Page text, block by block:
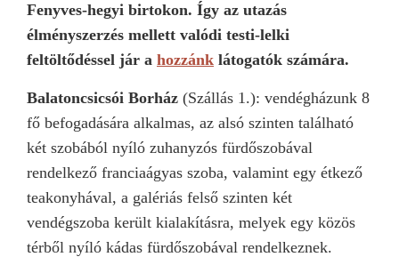
Fenyves-hegyi birtokon. Így az utazás
élményszerzés mellett valódi testi-lelki
feltöltődéssel jár a hozzánk látogatók számára.
Balatoncsicsói Borház (Szállás 1.): vendégházunk 8
fő befogadására alkalmas, az alsó szinten található
két szobából nyíló zuhanyzós fürdőszobával
rendelkező franciaágyas szoba, valamint egy étkező
teakonyhával, a galériás felső szinten két
vendégszoba került kialakításra, melyek egy közös
térből nyíló kádas fürdőszobával rendelkeznek.